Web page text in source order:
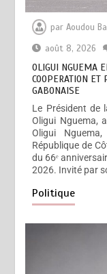
parAoudou
août 8, 2026
OLIGUI NGUEMA
COOPERATION
GABONAISE
Le Président de
Oligui Nguema,
Oligui
République de
du 66ᵉ
2026. Invité par
Politique